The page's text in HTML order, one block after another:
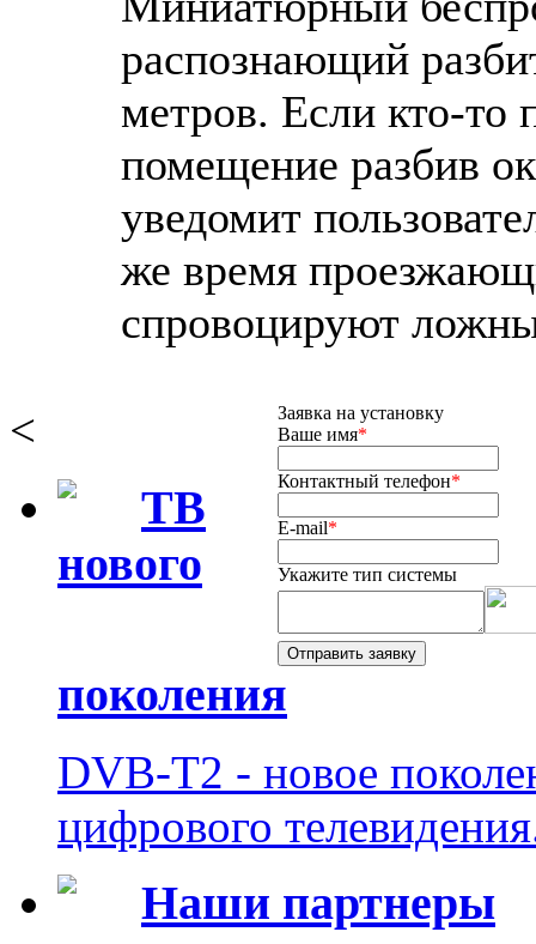
распознающий
метров. Если кто-то
помещение разбив
уведомит
же время
спровоцируют
Заявка на установку
Ваше имя*
Контактный телефон*
E-mail*
Укажите тип системы
<
ТВ
нового
поколения
DVB-T2 - новое
цифрового
Наши партнеры